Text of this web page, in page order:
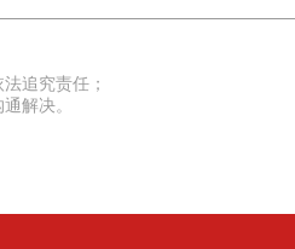
追究责任；
解决。